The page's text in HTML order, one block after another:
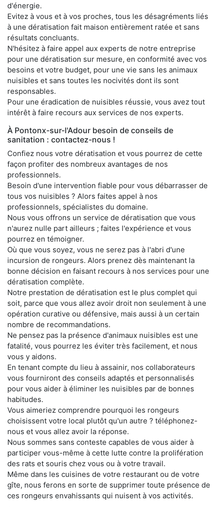
d'énergie.
Evitez à vous et à vos proches, tous les désagréments liés
à une dératisation fait maison entièrement ratée et sans
résultats concluants.
N'hésitez à faire appel aux experts de notre entreprise
pour une dératisation sur mesure, en conformité avec vos
besoins et votre budget, pour une vie sans les animaux
nuisibles et sans toutes les nocivités dont ils sont
responsables.
Pour une éradication de nuisibles réussie, vous avez tout
intérêt à faire recours aux services de nos experts.
À Pontonx-sur-l'Adour besoin de conseils de
sanitation : contactez-nous !
Confiez nous votre dératisation et vous pourrez de cette
façon profiter des nombreux avantages de nos
professionnels.
Besoin d'une intervention fiable pour vous débarrasser de
tous vos nuisibles ? Alors faites appel à nos
professionnels, spécialistes du domaine.
Nous vous offrons un service de dératisation que vous
n'aurez nulle part ailleurs ; faites l'expérience et vous
pourrez en témoigner.
Où que vous soyez, vous ne serez pas à l'abri d'une
incursion de rongeurs. Alors prenez dès maintenant la
bonne décision en faisant recours à nos services pour une
dératisation complète.
Notre prestation de dératisation est le plus complet qui
soit, parce que vous allez avoir droit non seulement à une
opération curative ou défensive, mais aussi à un certain
nombre de recommandations.
Ne pensez pas la présence d'animaux nuisibles est une
fatalité, vous pourrez les éviter très facilement, et nous
vous y aidons.
En tenant compte du lieu à assainir, nos collaborateurs
vous fourniront des conseils adaptés et personnalisés
pour vous aider à éliminer les nuisibles par de bonnes
habitudes.
Vous aimeriez comprendre pourquoi les rongeurs
choisissent votre local plutôt qu'un autre ? téléphonez-
nous et vous allez avoir la réponse.
Nous sommes sans conteste capables de vous aider à
participer vous-même à cette lutte contre la prolifération
des rats et souris chez vous ou à votre travail.
Même dans les cuisines de votre restaurant ou de votre
gîte, nous ferons en sorte de supprimer toute présence de
ces rongeurs envahissants qui nuisent à vos activités.